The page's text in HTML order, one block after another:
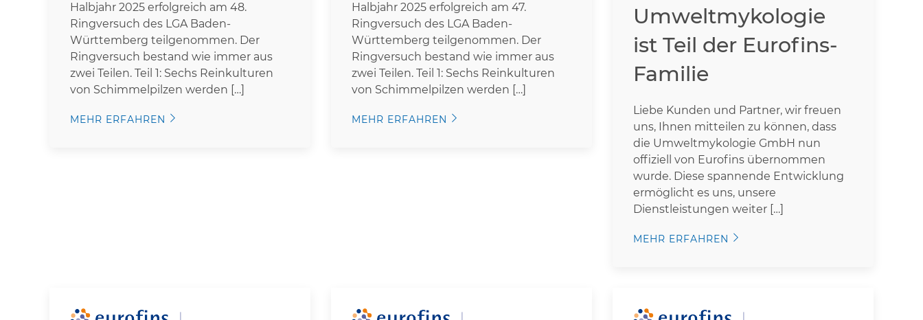
Halbjahr 2025 erfolgreich am 48.
Ringversuch des LGA Baden-
Württemberg teilgenommen. Der
Ringversuch bestand wie immer aus
zwei Teilen. Teil 1: Sechs Reinkulturen
von Schimmelpilzen werden […]
MEHR ERFAHREN
Halbjahr 2025 erfolgreich am 47.
Ringversuch des LGA Baden-
Württemberg teilgenommen. Der
Ringversuch bestand wie immer aus
zwei Teilen. Teil 1: Sechs Reinkulturen
von Schimmelpilzen werden […]
MEHR ERFAHREN
Umweltmykologie
ist Teil der Eurofins-
Familie
Liebe Kunden und Partner, wir freuen
uns, Ihnen mitteilen zu können, dass
die Umweltmykologie GmbH nun
offiziell von Eurofins übernommen
wurde. Diese spannende Entwicklung
ermöglicht es uns, unsere
Dienstleistungen weiter […]
MEHR ERFAHREN